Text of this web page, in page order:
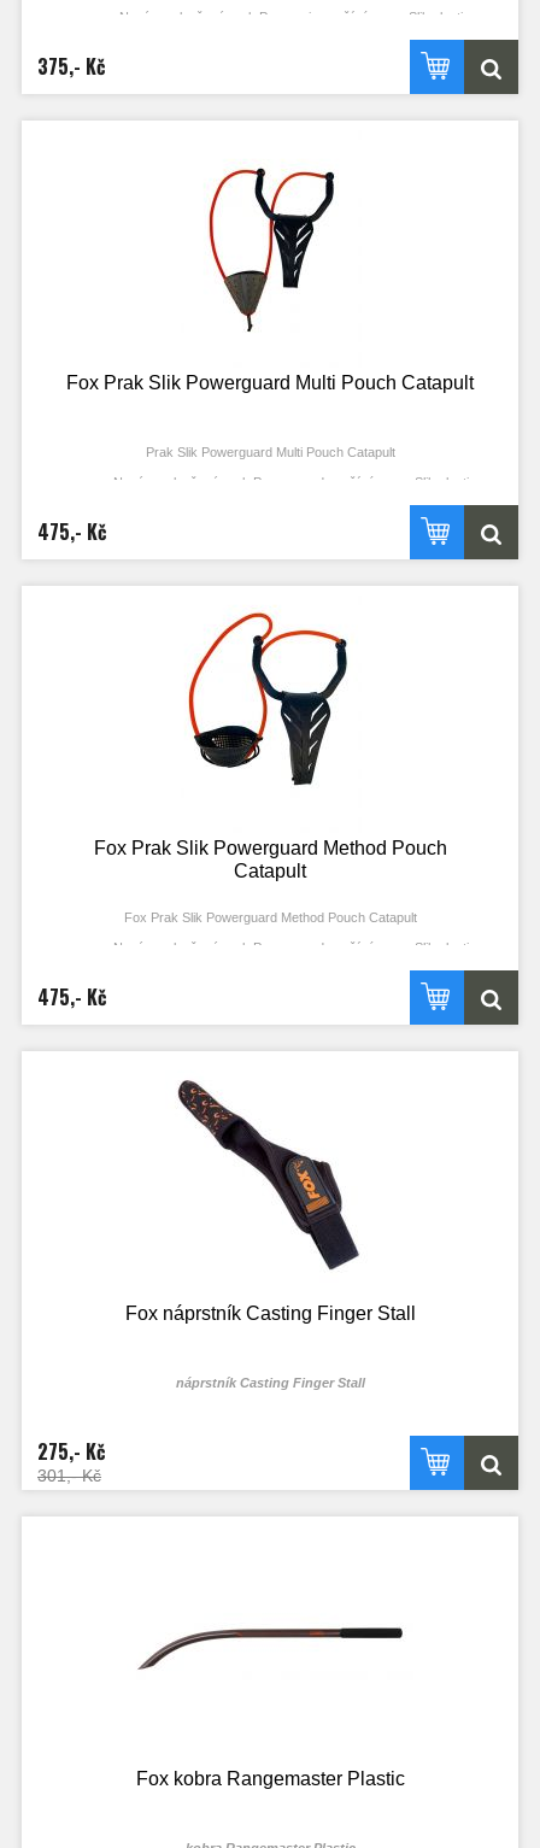
Nový a vylepšený prak Powergrip využívá gumu Slik elastic
Jeden kus plné gumy Slik snižuje počet potřebných spojů a s nimi
Guma Slik Elastic je plná, tedy i menší průměr může vytvořit větší sílu
prokázalo výrazné prodloužení životnosti oproti tradičním dutým gumám
Rám z jednoho kusu monokok polymeru
Kapkovitý tvar rukojeti brání jejímu otáčení při střílení a zlepšuje tím
přesnost
Rukojeť s vytvarovanými prsty pro lepší manipulaci a pohodlí
Široké spojky gumy zlepšují průchod gumy rámem a omezují její
kroucení
Košíček Method braní rozmačkání koulí při napnutí praku
Náhradní gumy, košíčky a spojky pro gumu k dostání samostatně
375,- Kč
Fox Prak Slik Powerguard Multi Pouch Catapult
Prak Slik Powerguard Multi Pouch Catapult
Nový a vylepšený prak Powerguard využívá gumu Slik elastic
Jeden kus plné gumy Slik snižuje počet potřebných spojů a s nimi
Guma Slik Elastic je plná, tedy i menší průměr může vytvořit větší sílu
prokázalo výrazné prodloužení životnosti oproti tradičním dutým gumám
Otočná hlava brání kroucení gumy
Gumou potažená rukojeť s vymodelovanými pro větší přesnost a
Košíček z odolného materiálu
Košík opatřený neklouzavým poutkem pro použití i mokrou rukou
Hluboký více účelový košíček použitelný pro širokou škálu návnad
včetně boilie, partiklu a pelet
Náhradní gumy, košíčky a spojky pro gumu k dostání samostatně
475,- Kč
Fox Prak Slik Powerguard Method Pouch
Catapult
Fox Prak Slik Powerguard Method Pouch Catapult
Nový a vylepšený prak Powerguard využívá gumu Slik elastic
Jeden kus plné gumy Slik snižuje počet potřebných spojů a s nimi
Guma Slik Elastic je plná, tedy i menší průměr může vytvořit větší sílu
prokázalo výrazné prodloužení životnosti oproti tradičním dutým gumám
Otočná hlava brání kroucení gumy
Gumou potažená rukojeť s vymodelovanými pro větší přesnost a
Košíček Method braní rozmačkání koulí při napnutí praku
Náhradní gumy, košíčky a spojky pro gumu k dostání samostatně
475,- Kč
Fox náprstník Casting Finger Stall
náprstník Casting Finger Stall
275,- Kč
301,- Kč
Fox kobra Rangemaster Plastic